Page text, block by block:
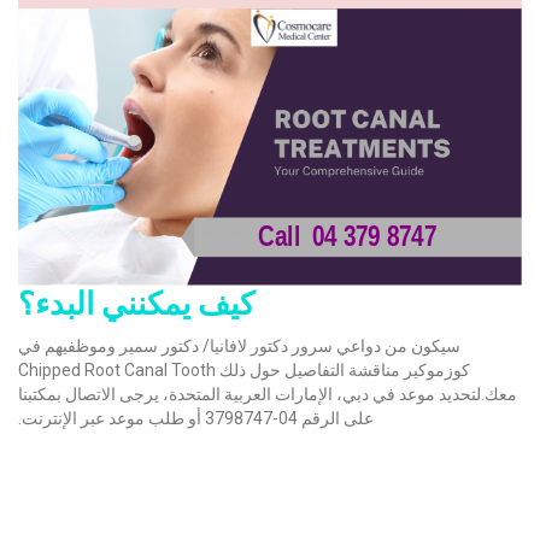
كيف يمكنني البدء؟
سيكون من دواعي سرور دكتور لافانيا/ دكتور سمير وموظفيهم في
كوزموكير مناقشة التفاصيل حول ذلك Chipped Root Canal Tooth
معك.لتحديد موعد في دبي، الإمارات العربية المتحدة، يرجى الاتصال بمكتبنا
على الرقم 04-3798747 أو طلب موعد عبر الإنترنت.